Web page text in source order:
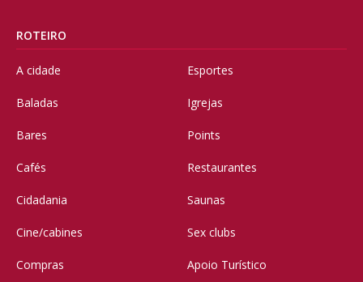
ROTEIRO
A cidade
Baladas
Bares
Cafés
Cidadania
Cine/cabines
Compras
Esportes
Igrejas
Points
Restaurantes
Saunas
Sex clubs
Apoio Turístico